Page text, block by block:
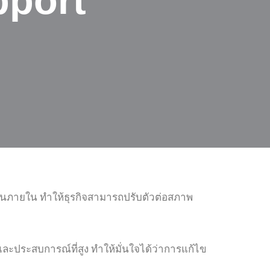
ภายใน ทำให้ธุรกิจสามารถปรับตัวต่อสภาพ
ะประสบการณ์ที่สูง ทำให้มั่นใจได้ว่าการแก้ไข